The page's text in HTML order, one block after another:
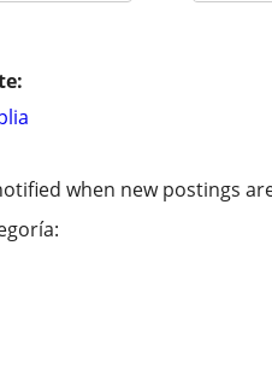
when new postings